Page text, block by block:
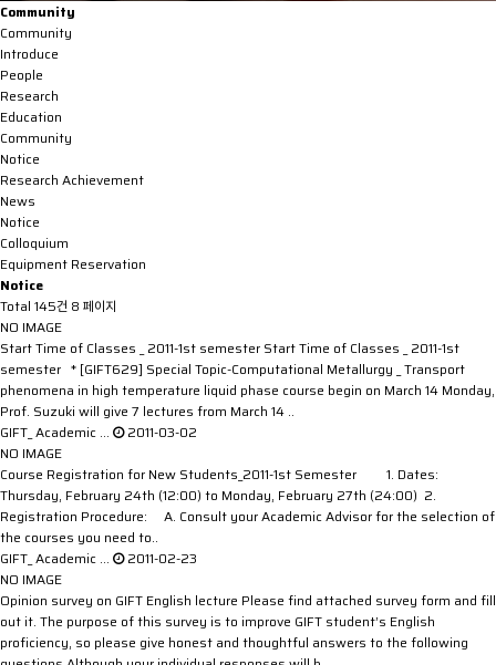
Community
Community
Introduce
People
Research
Education
Community
Notice
Research Achievement
News
Notice
Colloquium
Equipment Reservation
Notice
Total 145건 8 페이지
NO IMAGE
Start Time of Classes _ 2011-1st semester Start Time of Classes _ 2011-1st
semester * [GIFT629] Special Topic-Computational Metallurgy _ Transport
phenomena in high temperature liquid phase course begin on March 14 Monday,
Prof. Suzuki will give 7 lectures from March 14 ..
GIFT_ Academic …
2011-03-02
NO IMAGE
Course Registration for New Students_2011-1st Semester
1. Dates:
Thursday, February 24th (12:00) to Monday, February 27th (24:00) 2.
Registration Procedure: A. Consult your Academic Advisor for the selection of
the courses you need to..
GIFT_ Academic …
2011-02-23
NO IMAGE
Opinion survey on GIFT English lecture Please find attached survey form and fill
out it. The purpose of this survey is to improve GIFT student’s English
proficiency, so please give honest and thoughtful answers to the following